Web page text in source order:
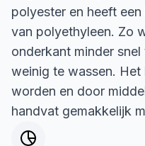
polyester en heeft
van polyethyleen. Zo
onderkant minder
weinig te wassen.
worden en door
handvat gemakkelijk